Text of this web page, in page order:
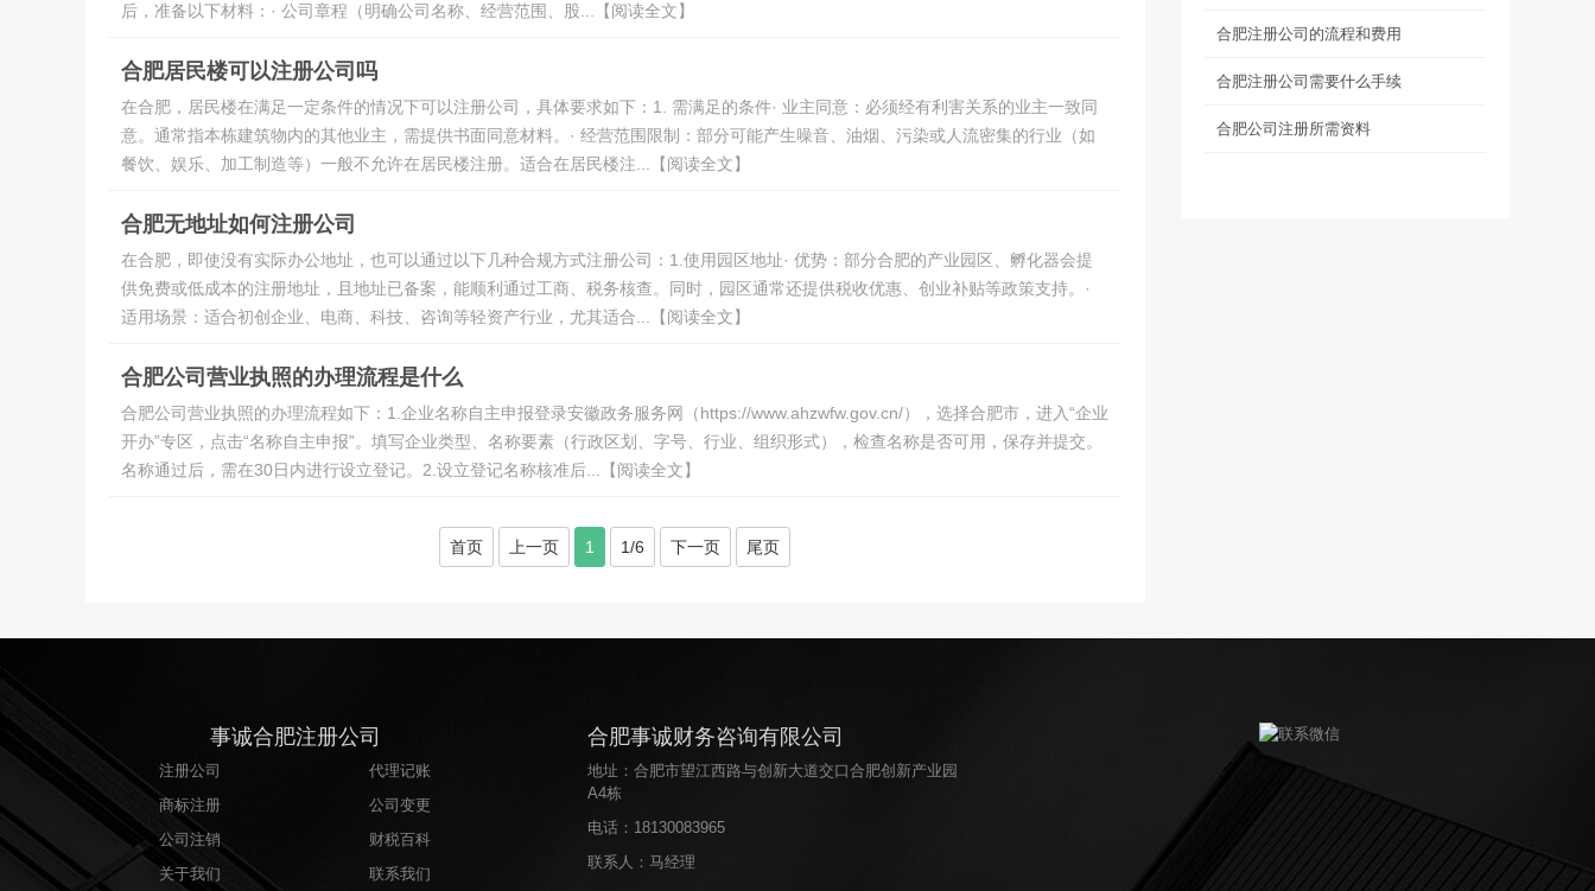
后，准备以下材料：· 公司章程（明确公司名称、经营范围、股...【阅读全文】
合肥居民楼可以注册公司吗
在合肥，居民楼在满足一定条件的情况下可以注册公司，具体要求如下：1. 需满足的条件· 业主同意：必须经有利害关系的业主一致同
意。通常指本栋建筑物内的其他业主，需提供书面同意材料。· 经营范围限制：部分可能产生噪音、油烟、污染或人流密集的行业（如
餐饮、娱乐、加工制造等）一般不允许在居民楼注册。适合在居民楼注...【阅读全文】
合肥无地址如何注册公司
在合肥，即使没有实际办公地址，也可以通过以下几种合规方式注册公司：1.使用园区地址· 优势：部分合肥的产业园区、孵化器会提
供免费或低成本的注册地址，且地址已备案，能顺利通过工商、税务核查。同时，园区通常还提供税收优惠、创业补贴等政策支持。·
适用场景：适合初创企业、电商、科技、咨询等轻资产行业，尤其适合...【阅读全文】
合肥公司营业执照的办理流程是什么
合肥公司营业执照的办理流程如下：1.企业名称自主申报登录安徽政务服务网（https://www.ahzwfw.gov.cn/），选择合肥市，进入“企业
开办”专区，点击“名称自主申报”。填写企业类型、名称要素（行政区划、字号、行业、组织形式），检查名称是否可用，保存并提交。
名称通过后，需在30日内进行设立登记。2.设立登记名称核准后...【阅读全文】
首页 上一页 1 1/6 下一页 尾页
合肥注册公司的流程和费用
合肥注册公司需要什么手续
合肥公司注册所需资料
事诚合肥注册公司
注册公司
代理记账
商标注册
公司变更
公司注销
财税百科
关于我们
联系我们
合肥事诚财务咨询有限公司
地址：合肥市望江西路与创新大道交口合肥创新产业园
A4栋
电话： 18130083965
联系人：马经理